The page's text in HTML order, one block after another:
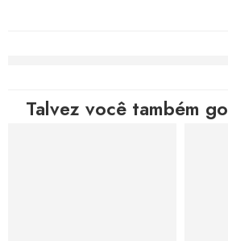
Talvez você também